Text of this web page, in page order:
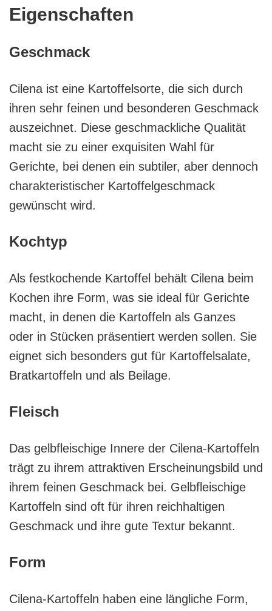
Eigenschaften
Geschmack
Cilena ist eine Kartoffelsorte, die sich durch
ihren sehr feinen und besonderen Geschmack
auszeichnet. Diese geschmackliche Qualität
macht sie zu einer exquisiten Wahl für
Gerichte, bei denen ein subtiler, aber dennoch
charakteristischer Kartoffelgeschmack
gewünscht wird.
Kochtyp
Als festkochende Kartoffel behält Cilena beim
Kochen ihre Form, was sie ideal für Gerichte
macht, in denen die Kartoffeln als Ganzes
oder in Stücken präsentiert werden sollen. Sie
eignet sich besonders gut für Kartoffelsalate,
Bratkartoffeln und als Beilage.
Fleisch
Das gelbfleischige Innere der Cilena-Kartoffeln
trägt zu ihrem attraktiven Erscheinungsbild und
ihrem feinen Geschmack bei. Gelbfleischige
Kartoffeln sind oft für ihren reichhaltigen
Geschmack und ihre gute Textur bekannt.
Form
Cilena-Kartoffeln haben eine längliche Form,